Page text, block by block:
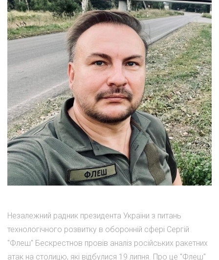
Незалежний радник президента України з питань
технологічного розвитку в оборонній сфері Сергій
"Флеш" Бескрестнов провів аналіз російських ракетних
атак на столицю, які відбулися 19 липня. Про це "Флеш"